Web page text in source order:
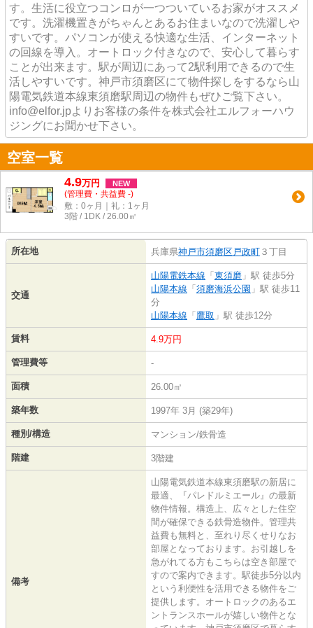
す。生活に役立つコンロが一つついているお家がオススメ
です。洗濯機置きがちゃんとあるお住まいなので洗濯しや
すいです。パソコンが使える快適な生活、インターネット
の回線を導入。オートロック付きなので、安心して暮らす
ことが出来ます。駅が周辺にあって2駅利用できるので生
活しやすいです。神戸市須磨区にて物件探しをするなら山
陽電気鉄道本線東須磨駅周辺の物件もぜひご覧下さい。
info@elfor.jpよりお客様の条件を株式会社エルフォーハウ
ジングにお聞かせ下さい。
空室一覧
4.9万円 NEW
(管理費・共益費 -)
敷：0ヶ月｜礼：1ヶ月
3階 / 1DK / 26.00㎡
所在地 兵庫県神戸市須磨区戸政町 ３丁目
交通
山陽電鉄本線 「東須磨 」駅 徒歩5分
山陽本線 「須磨海浜公園 」駅 徒歩11
分
山陽本線 「鷹取 」駅 徒歩12分
賃料 4.9万円
管理費等 -
面積 26.00㎡
築年数 1997年 3月 (築29年)
種別/構造 マンション/鉄骨造
階建 3階建
備考
山陽電気鉄道本線東須磨駅の新居に
最適、『パレドルミエール』の最新
物件情報。構造上、広々とした住空
間が確保できる鉄骨造物件。管理共
益費も無料と、至れり尽くせりなお
部屋となっております。お引越しを
急がれてる方もこちらは空き部屋で
すので案内できます。駅徒歩5分以内
という利便性を活用できる物件をご
提供します。オートロックのあるエ
ントランスホールが嬉しい物件とな